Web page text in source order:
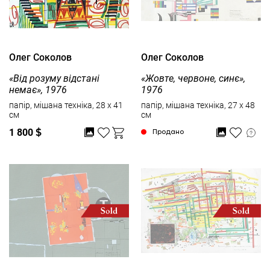
Олег Соколов
«Від розуму відстані
немає», 1976
папір, мішана техніка, 28 x 41
см
1 800 $
Олег Соколов
«Жовте, червоне, синє»,
1976
папір, мішана техніка, 27 x 48
см
Продано